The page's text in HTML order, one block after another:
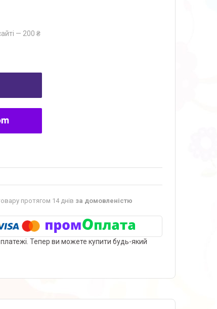
— 200 ₴
протягом 14 днів за домовленістю
платежі. Тепер ви можете купити будь-який